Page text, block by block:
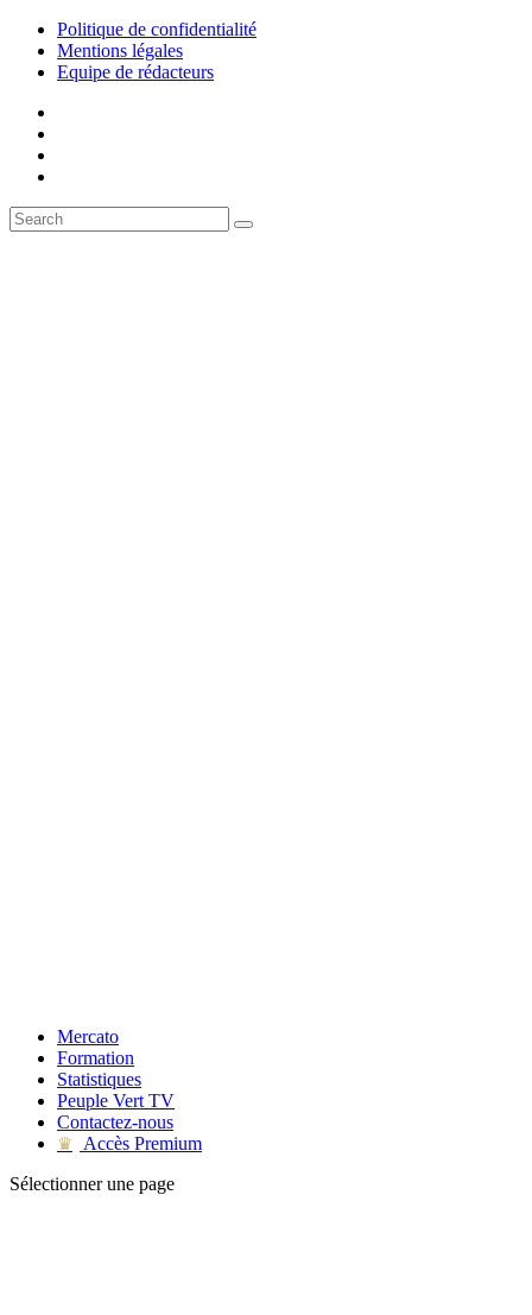
Politique de confidentialité
Mentions légales
Equipe de rédacteurs
Mercato
Formation
Statistiques
Peuple Vert TV
Contactez-nous
♛
Accès Premium
Sélectionner une page